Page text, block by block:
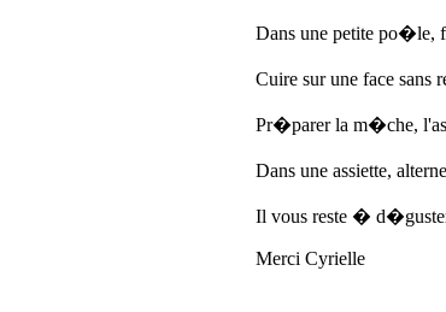
Dans une petite po�le,
Cuire sur une face sans
Pr�parer la m�che,
Dans une assiette,
Il vous reste � d�guster
Merci Cyrielle